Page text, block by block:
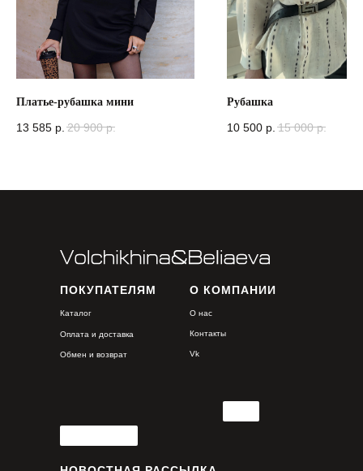
Платье-рубашка мини
13 585 р. 20 900 р.
Рубашка
10 500 р. 15 000 р.
ПОКУПАТЕЛЯМ
Каталог
Оплата и доставка
Обмен и возврат
О КОМПАНИИ
О нас
Контакты
Vk